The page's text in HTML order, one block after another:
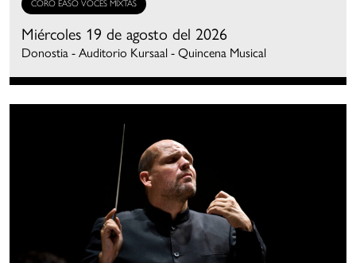
CORO EASO VOCES MIXTAS
Miércoles 19 de agosto del 2026
Donostia - Auditorio Kursaal - Quincena Musical